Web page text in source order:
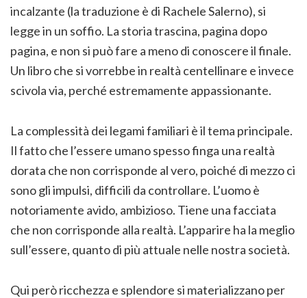
incalzante (la traduzione è di Rachele Salerno), si
legge in un soffio. La storia trascina, pagina dopo
pagina, e non si può fare a meno di conoscere il finale.
Un libro che si vorrebbe in realtà centellinare e invece
scivola via, perché estremamente appassionante.
La complessità dei legami familiari è il tema principale.
Il fatto che l’essere umano spesso finga una realtà
dorata che non corrisponde al vero, poiché di mezzo ci
sono gli impulsi, difficili da controllare. L’uomo è
notoriamente avido, ambizioso. Tiene una facciata
che non corrisponde alla realtà. L’apparire ha la meglio
sull’essere, quanto di più attuale nelle nostra società.
Qui però ricchezza e splendore si materializzano per